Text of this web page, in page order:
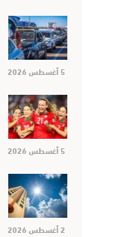
5 أغسطس 2026
5 أغسطس 2026
2 أغسطس 2026